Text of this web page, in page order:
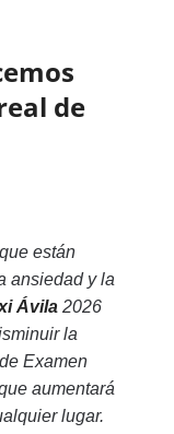
de
están
ansiedad y la
Ávila2026
la
Examen
aumentará
lugar.